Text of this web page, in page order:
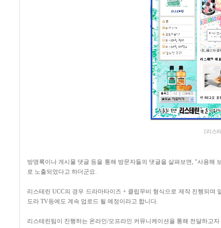
[리스
방명록이나 게시물 댓글 등을 통해 방문자들의 댓글을 살펴보면, "사용해
로 노출되었다고 하더군요.
리스테린 UCC의 경우 드라마타이즈 + 클립무비 형식으로 제작 진행되
도라 TV등에도 계속 업로드 될 예정이라고 합니다.
리스테린팀이 진행하는 온라인/오프라인 커뮤니케이션을 통해 전달하고